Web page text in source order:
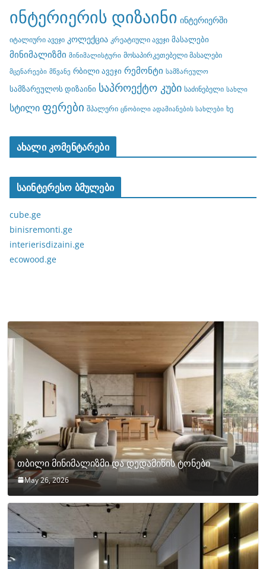
ინტერიერის დიზაინი ინტერიერში
იტალიური ავეჯი კოლექცია კრეატიული ავეჯი მასალები
მინიმალიზმი მინიმალისტური მოსაპირკეთებელი მასალები
მცენარეები მწვანე რბილი ავეჯი რემონტი სამზარეულო
სამზარეულოს დიზაინი საპროექტო კუბი საძინებელი სახლი
სტილი ფერები შპალერი ცნობილი ადამიანების სახლები ხე
ახალი კომენტარები
საინტერესო ბმულები
cube.ge
binisremonti.ge
interierisdizaini.ge
ecowood.ge
თბილი მინიმალიზმი და დედამიწის ტონები
May 26, 2026